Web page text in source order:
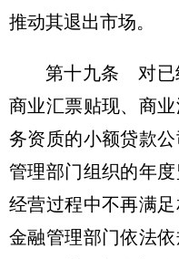
推动其退出市场。
第十九条 对已
商业汇票贴现、商
务资质的小额贷款
管理部门组织的年
经营过程中不再满
金融管理部门依法